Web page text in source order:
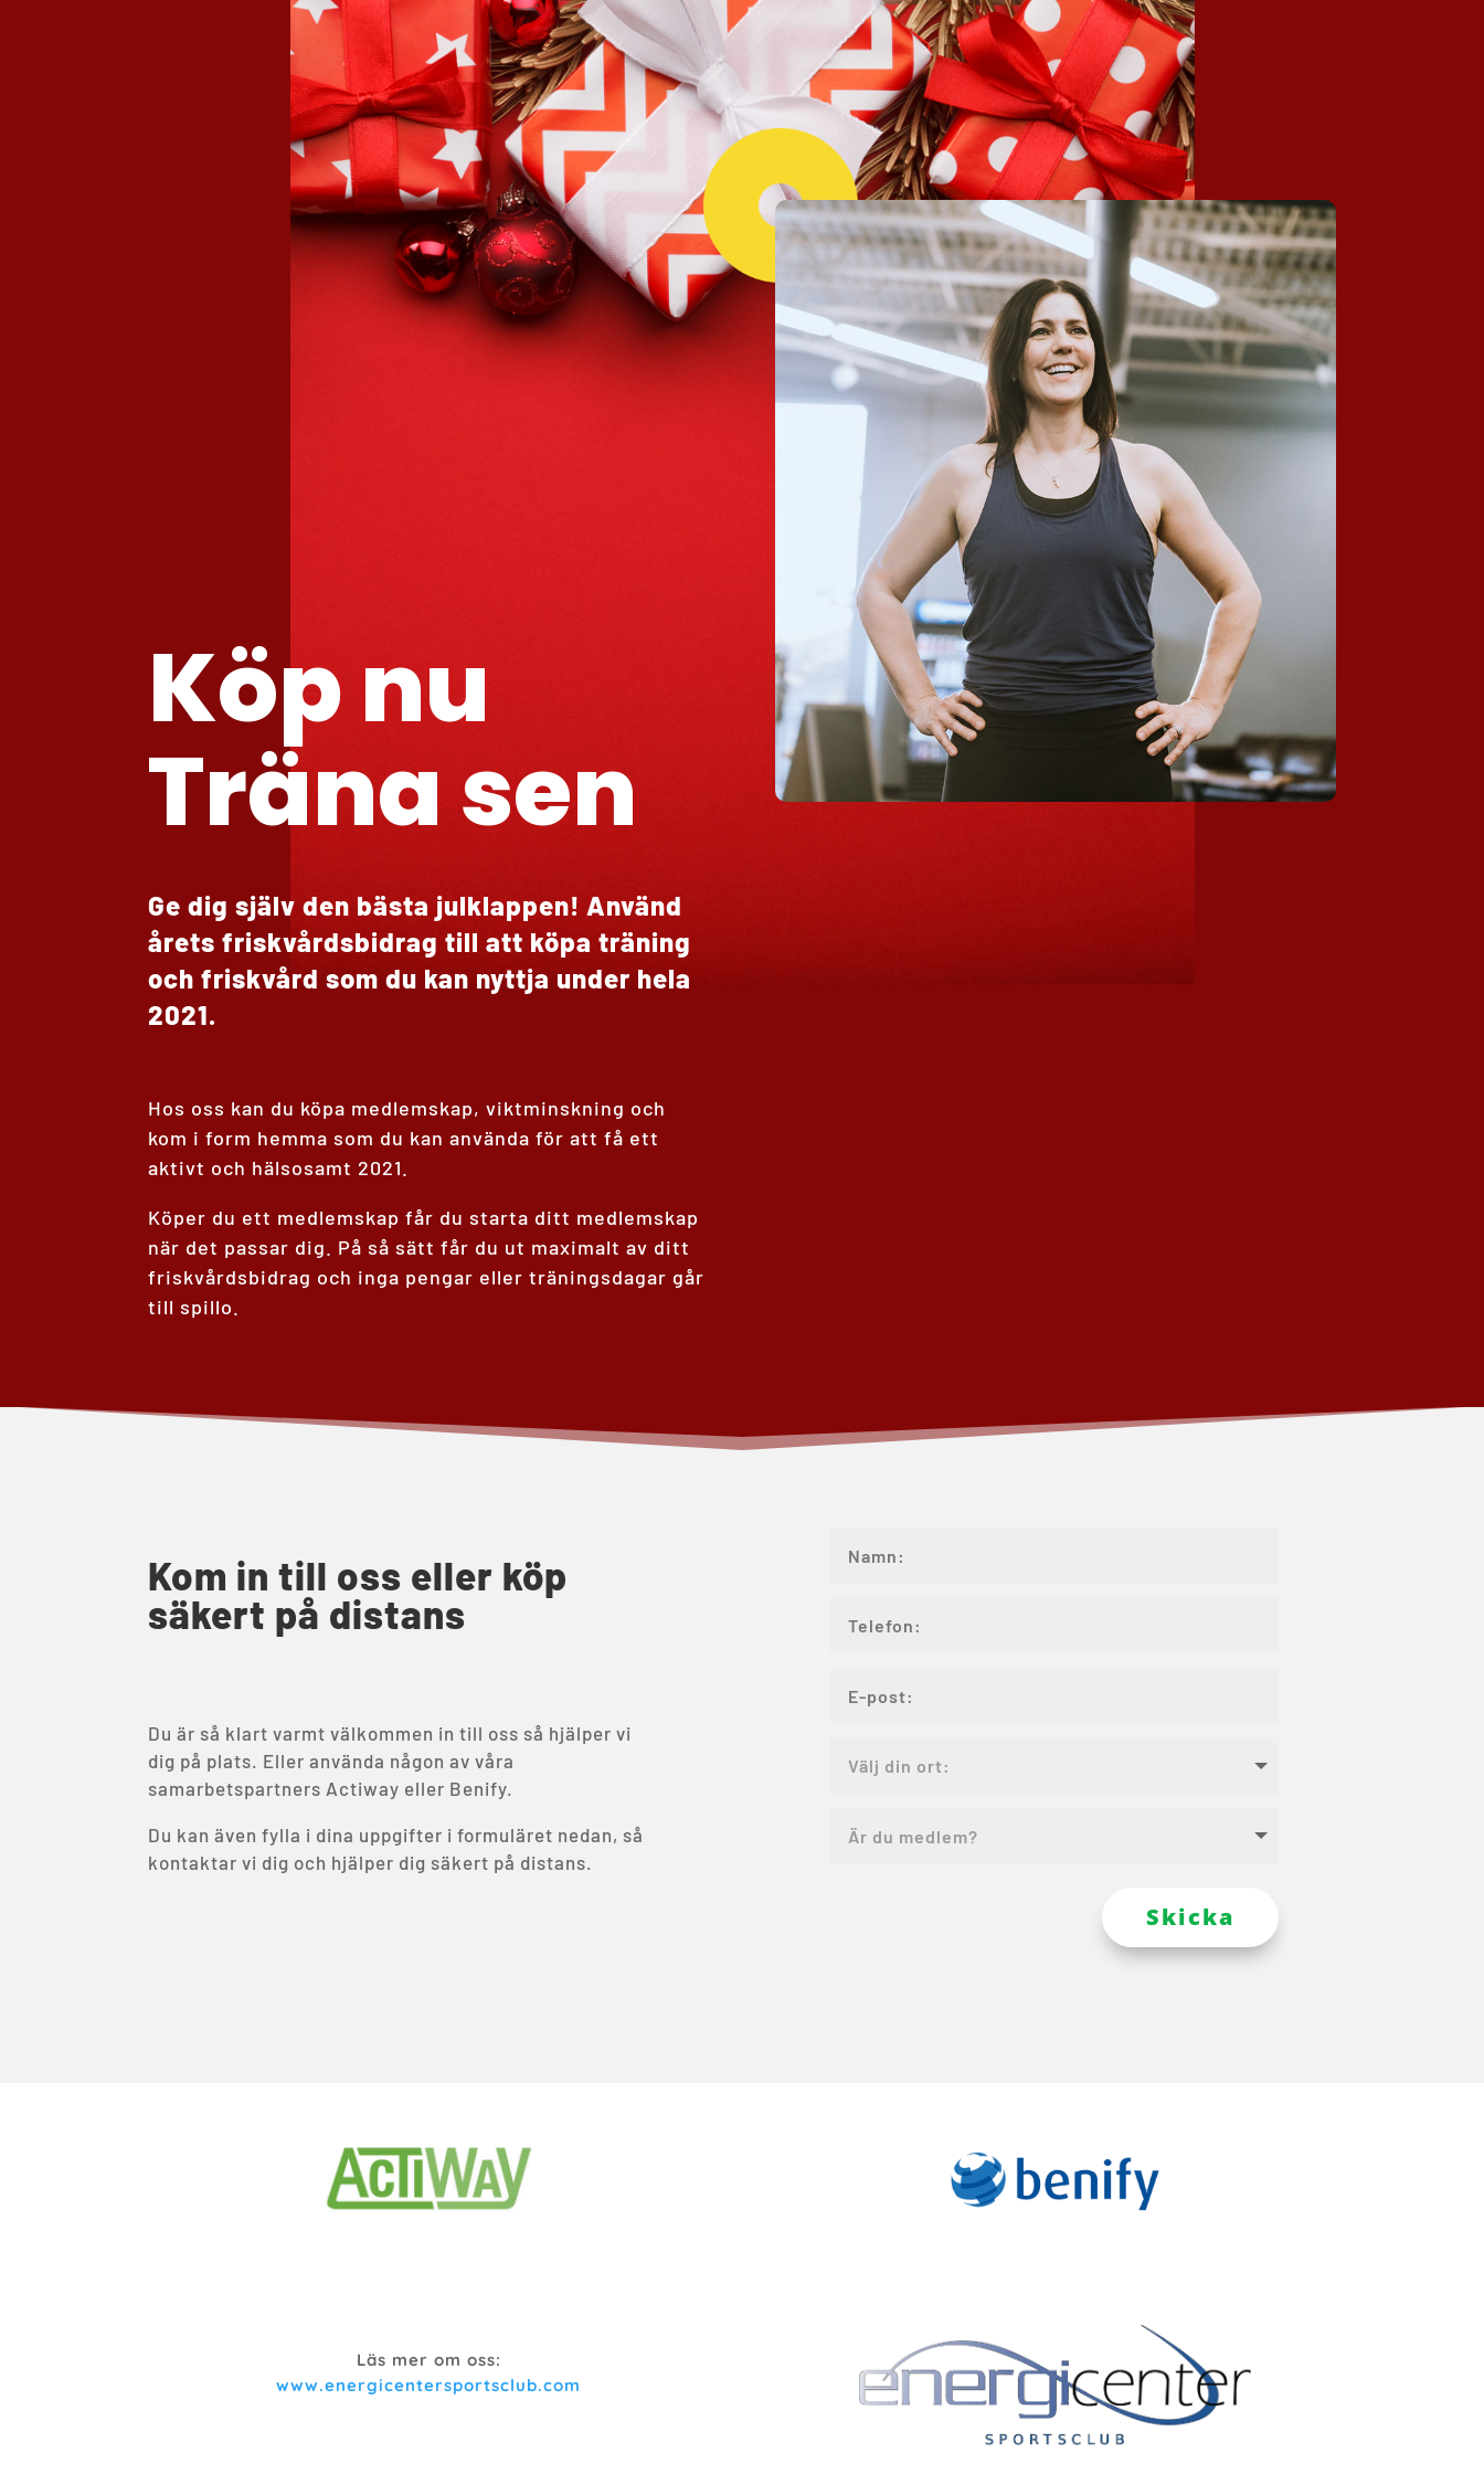
Köp nu
Träna sen
Ge dig själv den bästa julklappen! Använd
årets friskvårdsbidrag till att köpa träning
och friskvård som du kan nyttja under hela
2021.
Hos oss kan du köpa medlemskap, viktminskning och
kom i form hemma som du kan använda för att få ett
aktivt och hälsosamt 2021.
Köper du ett medlemskap får du starta ditt medlemskap
när det passar dig. På så sätt får du ut maximalt av ditt
friskvårdsbidrag och inga pengar eller träningsdagar går
till spillo.
Kom in till oss eller köp
säkert på distans
Du är så klart varmt välkommen in till oss så hjälper vi
dig på plats. Eller använda någon av våra
samarbetspartners Actiway eller Benify.
Du kan även fylla i dina uppgifter i formuläret nedan, så
kontaktar vi dig och hjälper dig säkert på distans.
Skicka
Läs mer om oss:
www.energicentersportsclub.com